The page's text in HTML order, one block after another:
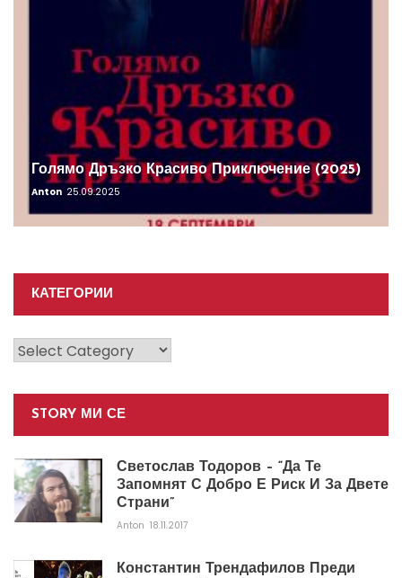
Голямо Дръзко Красиво Приключение (2025)
Anton 25.09.2025
КАТЕГОРИИ
Категории
STORY МИ СЕ
Светослав Тодоров – “Да Те
Запомнят С Добро Е Риск И За Двете
Страни”
Anton 18.11.2017
Константин Трендафилов Преди